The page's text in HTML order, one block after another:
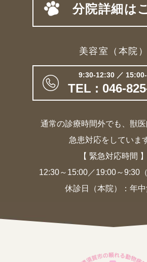
分院詳細は
美容室（本院）
9:30-12:30 ／
TEL : 046-
通常の診療時間外でも、獣医
急患対応をしていま
【 緊急対応時間 】
12:30～15:00／19:00～9:30
休診日（本院）：年